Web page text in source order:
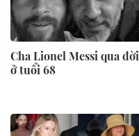
Cha Lionel Messi qua đời
ở tuổi 68